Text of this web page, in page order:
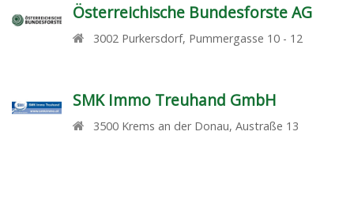
Österreichische Bundesforste AG
3002 Purkersdorf, Pummergasse 10 - 12
SMK Immo Treuhand GmbH
3500 Krems an der Donau,Austraße 13